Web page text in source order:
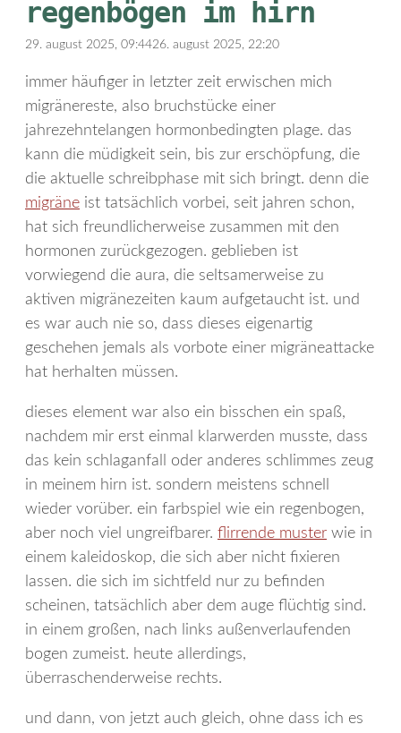
regenbögen im hirn
29. august 2025, 09:4426. august 2025, 22:20
immer häufiger in letzter zeit erwischen mich
migränereste, also bruchstücke einer
jahrezehntelangen hormonbedingten plage. das
kann die müdigkeit sein, bis zur erschöpfung, die
die aktuelle schreibphase mit sich bringt. denn die
migräne ist tatsächlich vorbei, seit jahren schon,
hat sich freundlicherweise zusammen mit den
hormonen zurückgezogen. geblieben ist
vorwiegend die aura, die seltsamerweise zu
aktiven migränezeiten kaum aufgetaucht ist. und
es war auch nie so, dass dieses eigenartig
geschehen jemals als vorbote einer migräneattacke
hat herhalten müssen.
dieses element war also ein bisschen ein spaß,
nachdem mir erst einmal klarwerden musste, dass
das kein schlaganfall oder anderes schlimmes zeug
in meinem hirn ist. sondern meistens schnell
wieder vorüber. ein farbspiel wie ein regenbogen,
aber noch viel ungreifbarer. flirrende muster wie in
einem kaleidoskop, die sich aber nicht fixieren
lassen. die sich im sichtfeld nur zu befinden
scheinen, tatsächlich aber dem auge flüchtig sind.
in einem großen, nach links außenverlaufenden
bogen zumeist. heute allerdings,
überraschenderweise rechts.
und dann, von jetzt auch gleich, ohne dass ich es